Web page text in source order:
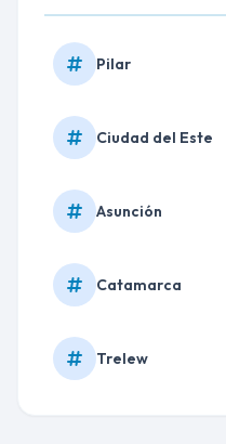
Pilar
Ciudad del Este
Asunción
Catamarca
Trelew